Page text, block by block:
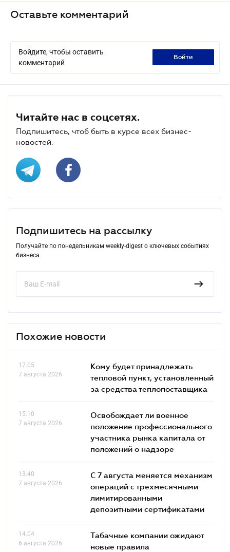
Оставьте комментарий
Войдите, чтобы оставить
комментарий
войти
Читайте нас в соцсетях.
Подпишитесь, чтоб быть в курсе всех бизнес-
новостей.
Подпишитесь на рассылку
Получайте по понедельникам weekly-digest о ключевых событиях
бизнеса
Похожие новости
17.05
7 августа 2026
Кому будет принадлежать
тепловой пункт, установленный
за средства теплопоставщика
15.10
7 августа 2026
Освобождает ли военное
положение профессионального
участника рынка капитала от
положений о надзоре
13.40
7 августа 2026
С 7 августа меняется механизм
операций с трехмесячными
лимитированными
депозитными сертификатами
14.04
6 августа 2026
Табачные компании ожидают
новые правила